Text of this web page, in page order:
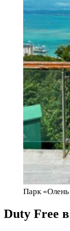
Парк «Олень
Duty Free